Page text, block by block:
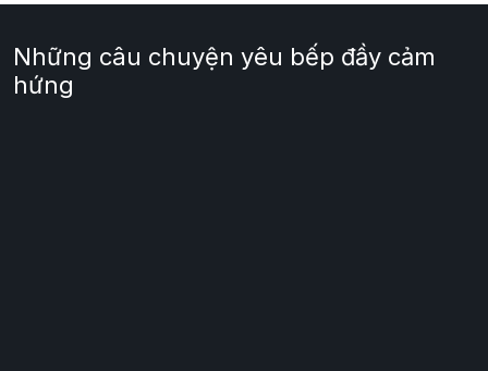
Những câu chuyện yêu bếp đầy cảm
hứng